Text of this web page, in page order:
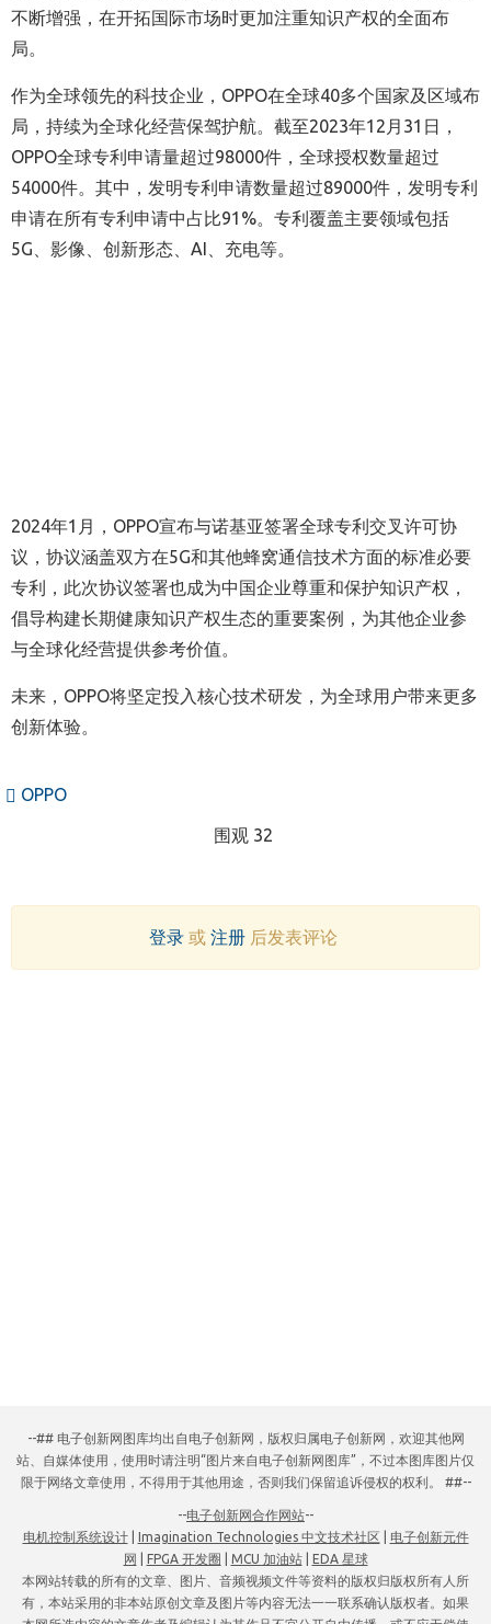
不断增强，在开拓国际市场时更加注重知识产权的全面布
局。
作为全球领先的科技企业，OPPO在全球40多个国家及区域布
局， 持续为全球化经营保驾护航。截至2023年12月31日，
OPPO全球专利申请量超过98000件，全球授权数量超过
54000件。其中，发明专利申请数量超过89000件，发明专利
申请在所有专利申请中占比91%。专利覆盖主要领域包括
5G、影像、创新形态、AI、充电等。
2024年1月，OPPO宣布与诺基亚签署全球专利交叉许可协
议，协议涵盖双方在5G和其他蜂窝通信技术方面的标准必要
专利，此次协议签署也成为中国企业尊重和保护知识产权，
倡导构建长期健康知识产权生态的重要案例，为其他企业参
与全球化经营提供参考价值。
未来，OPPO将坚定投入核心技术研发，为全球用户带来更多
创新体验。
OPPO
围观 32
登录或 注册后发表评论
--## 电子创新网图库均出自电子创新网，版权归属电子创新网，欢迎其他网
站、自媒体使用，使用时请注明“图片来自电子创新网图库”，不过本图库图片仅
限于网络文章使用，不得用于其他用途，否则我们保留追诉侵权的权利。 ##--
--电子创新网合作网站--
电机控制系统设计| Imagination Technologies 中文技术社区
电子创新元件
网
FPGA 开发圈 MCU 加油站|
EDA 星球
本网站转载的所有的文章、图片、音频视频文件等资料的版权归版权所有人所
有，本站采用的非本站原创文章及图片等内容无法一一联系确认版权者。如果